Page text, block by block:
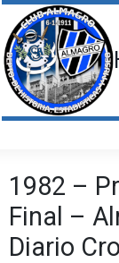
Saltar
al
contenido
1982 –
Final –
Diario